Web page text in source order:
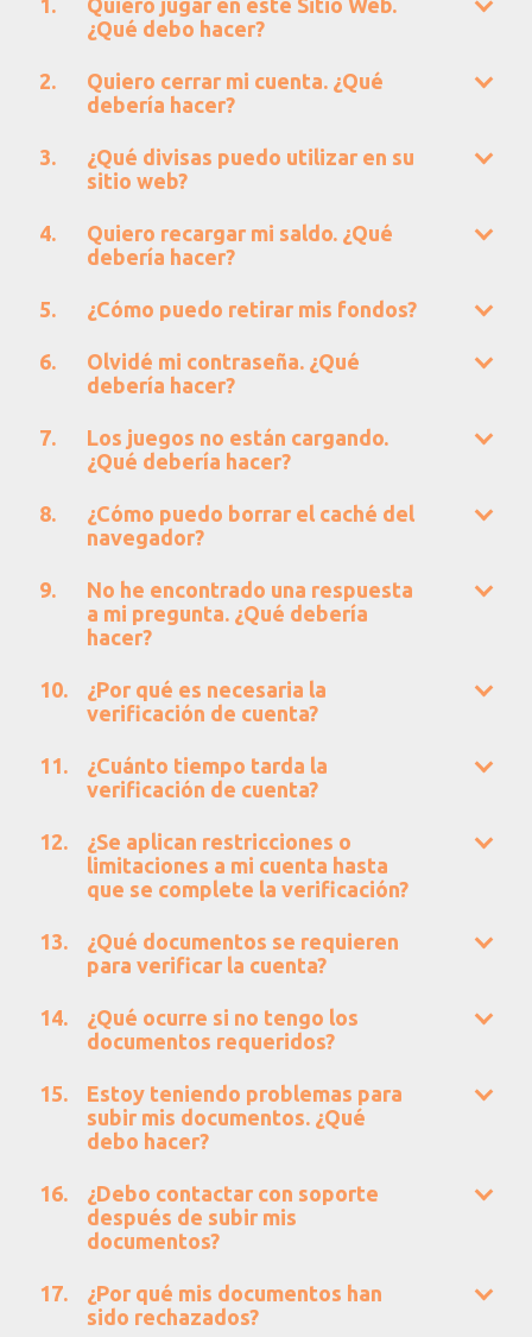
Quiero jugar en este Sitio Web.
¿Qué debo hacer?
Quiero cerrar mi cuenta. ¿Qué
debería hacer?
¿Qué divisas puedo utilizar en su
sitio web?
Quiero recargar mi saldo. ¿Qué
debería hacer?
¿Cómo puedo retirar mis fondos?
Olvidé mi contraseña. ¿Qué
debería hacer?
Los juegos no están cargando.
¿Qué debería hacer?
¿Cómo puedo borrar el caché del
navegador?
No he encontrado una respuesta
a mi pregunta. ¿Qué debería
hacer?
¿Por qué es necesaria la
verificación de cuenta?
¿Cuánto tiempo tarda la
verificación de cuenta?
¿Se aplican restricciones o
limitaciones a mi cuenta hasta
que se complete la verificación?
¿Qué documentos se requieren
para verificar la cuenta?
¿Qué ocurre si no tengo los
documentos requeridos?
Estoy teniendo problemas para
subir mis documentos. ¿Qué
debo hacer?
¿Debo contactar con soporte
después de subir mis
documentos?
¿Por qué mis documentos han
sido rechazados?